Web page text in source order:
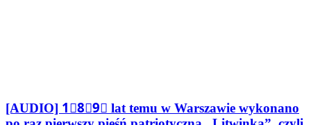
[AUDIO] 1⃣8⃣9⃣ lat temu w Warszawie wykonano